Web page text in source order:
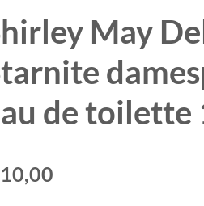
May
de toilette